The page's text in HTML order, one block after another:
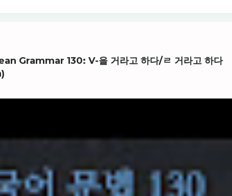
Grammar 130: V-을 거라고 하다/ㄹ 거라고 하다